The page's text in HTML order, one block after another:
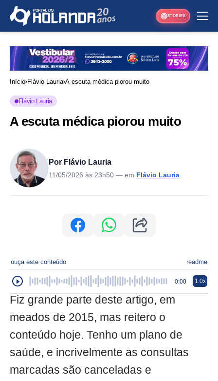
STORIES
Início Flávio Lauria A escuta médica piorou muito
Flávio Lauria
A escuta médica piorou muito
Por Flávio Lauria
11/05/2026 às 23h50 — em Flávio Lauria
ouça este conteúdo readme
0:00 1.0x
Fiz grande parte deste artigo, em
meados de 2015, mas reitero o
conteúdo hoje. Tenho um plano de
saúde, e incrivelmente as consultas
marcadas são canceladas e